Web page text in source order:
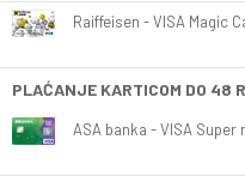
Raiffeisen - VISA Magic
PLAĆANJE KARTICOM DO 48
ASA banka - VISA